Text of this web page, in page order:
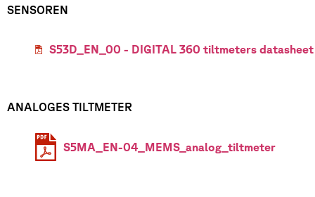
SENSOREN
S53D_EN_00 - DIGITAL 360 tiltmeters datasheet
ANALOGES TILTMETER
S5MA_EN-04_MEMS_analog_tiltmeter